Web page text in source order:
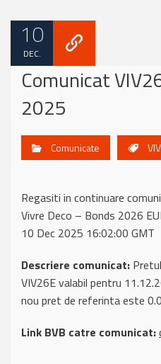
10
DEC.
Comunicat
2025
Comunicate
Regasiti in continuare
Vivre Deco – Bonds 2026
10 Dec 2025 16:02:00 GMT
Descriere comunicat:
VIV26E valabil pentru
nou pret de referinta este
Link BVB catre comunicat: